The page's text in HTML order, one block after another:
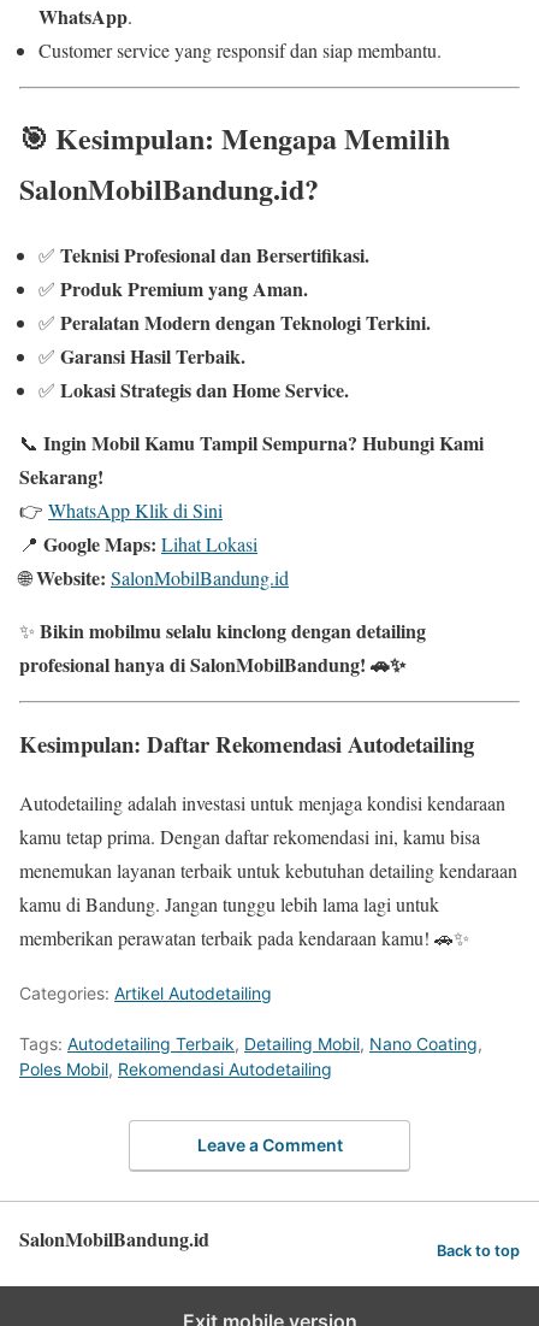
WhatsApp.
Customer service yang responsif dan siap membantu.
🎯 Kesimpulan: Mengapa Memilih
SalonMobilBandung.id?
✅ Teknisi Profesional dan Bersertifikasi.
✅ Produk Premium yang Aman.
✅ Peralatan Modern dengan Teknologi Terkini.
✅ Garansi Hasil Terbaik.
✅ Lokasi Strategis dan Home Service.
📞 Ingin Mobil Kamu Tampil Sempurna? Hubungi Kami
Sekarang!
👉 WhatsApp Klik di Sini
📍 Google Maps: Lihat Lokasi
🌐Website: SalonMobilBandung.id
✨ Bikin mobilmu selalu kinclong dengan detailing
profesional hanya di SalonMobilBandung! 🚗✨
Kesimpulan: Daftar Rekomendasi Autodetailing
Autodetailing adalah investasi untuk menjaga kondisi kendaraan
kamu tetap prima. Dengan daftar rekomendasi ini, kamu bisa
menemukan layanan terbaik untuk kebutuhan detailing kendaraan
kamu di Bandung. Jangan tunggu lebih lama lagi untuk
memberikan perawatan terbaik pada kendaraan kamu! 🚗✨
Categories: Artikel Autodetailing
Tags: Autodetailing Terbaik, Detailing Mobil, Nano Coating,
Poles Mobil, Rekomendasi Autodetailing
Leave a Comment
SalonMobilBandung.id Back to top
Exit mobile version